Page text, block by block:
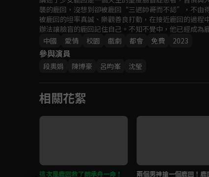
襲的鹿回，沒想到卻被鹿回“三遇帥哥而不認”，不由
被鹿回的坦率真誠、樂觀善良打動，在接近鹿回的過
辦法讓臉盲的鹿回記住自己。不知不覺中，他已經成
河，一段百般波折但早已命中註定的戀愛大戲就此上演。
中國
愛情 校園 戲劇 都會 免費 2023
參與演員
段奧娟 陳博豪 呂昀峯 沈瑩
相關花絮
這次是鹿回救了朗承舟一命！
兩個男神搶一個鹿回！鹿